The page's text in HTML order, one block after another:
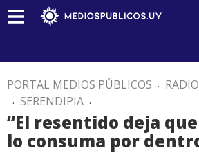
PORTAL MEDIOS PÚBLICOS . RADIO
. SERENDIPIA .
“El resentido deja
lo consuma por